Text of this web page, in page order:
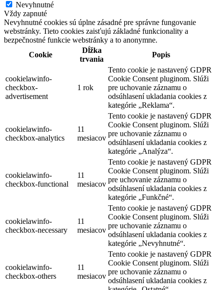
Nevyhnutné
Vždy zapnuté
Nevyhnutné cookies sú úplne zásadné pre správne fungovanie
webstránky. Tieto cookies zaisťujú základné funkcionality a
bezpečnostné funkcie webstránky a to anonymne.
Cookie
Dĺžka
trvania
Popis
cookielawinfo-
checkbox-
advertisement
1 rok
Tento cookie je nastavený GDPR
Cookie Consent pluginom. Slúži
pre uchovanie záznamu o
odsúhlasení ukladania cookies z
kategórie „Reklama“.
cookielawinfo-
checkbox-analytics
11
mesiacov
Tento cookie je nastavený GDPR
Cookie Consent pluginom. Slúži
pre uchovanie záznamu o
odsúhlasení ukladania cookies z
kategórie „Analýza“.
cookielawinfo-
checkbox-functional
11
mesiacov
Tento cookie je nastavený GDPR
Cookie Consent pluginom. Slúži
pre uchovanie záznamu o
odsúhlasení ukladania cookies z
kategórie „Funkčné“.
cookielawinfo-
checkbox-necessary
11
mesiacov
Tento cookie je nastavený GDPR
Cookie Consent pluginom. Slúži
pre uchovanie záznamu o
odsúhlasení ukladania cookies z
kategórie „Nevyhnutné“.
cookielawinfo-
checkbox-others
11
mesiacov
Tento cookie je nastavený GDPR
Cookie Consent pluginom. Slúži
pre uchovanie záznamu o
odsúhlasení ukladania cookies z